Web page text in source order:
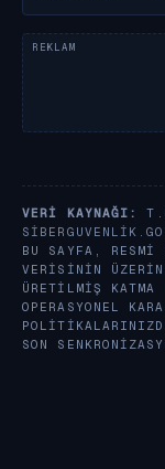
VERI KAYNAĞI:
BU SAYFA, RESMI
VERISININ
ÜRETILMIŞ
OPERASYONEL
SON